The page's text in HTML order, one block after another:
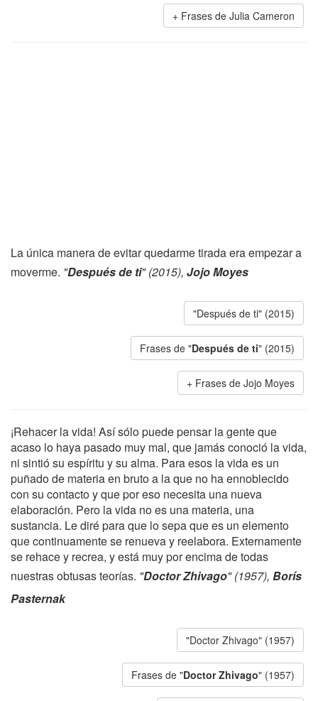
Frases de Julia Cameron
La única manera de evitar quedarme tirada era empezar a
moverme. "Después de ti" (2015), Jojo Moyes
"Después de ti" (2015)
Frases de "Después de ti" (2015)
Frases de Jojo Moyes
¡Rehacer la vida! Así sólo puede pensar la gente que
acaso lo haya pasado muy mal, que jamás conoció la vida,
ni sintió su espíritu y su alma. Para esos la vida es un
puñado de materia en bruto a la que no ha ennoblecido
con su contacto y que por eso necesita una nueva
elaboración. Pero la vida no es una materia, una
sustancia. Le diré para que lo sepa que es un elemento
que continuamente se renueva y reelabora. Externamente
se rehace y recrea, y está muy por encima de todas
nuestras obtusas teorías. "Doctor Zhivago" (1957), Borís
Pasternak
"Doctor Zhivago" (1957)
Frases de "Doctor Zhivago" (1957)